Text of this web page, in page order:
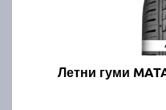
Летни гуми